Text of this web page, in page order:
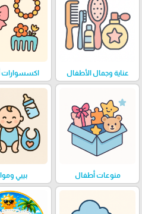
عناية وجمال الأطفال اكسسوارات
منوعات أطفال بيبي